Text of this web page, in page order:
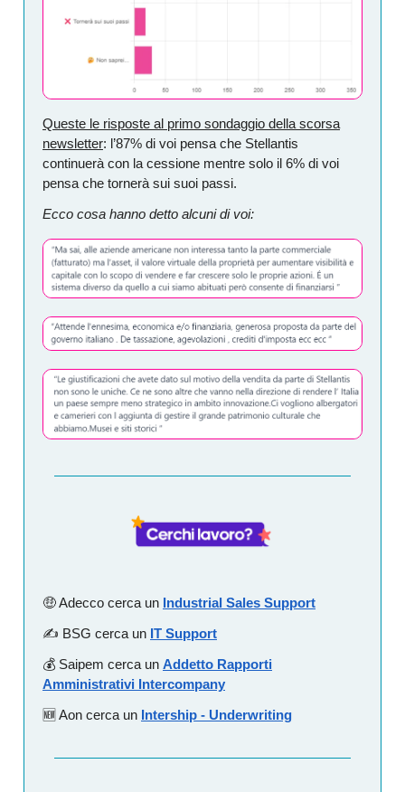
Queste le risposte al primo sondaggio della scorsa
newsletter: l’87% di voi pensa che Stellantis
continuerà con la cessione mentre solo il 6% di voi
pensa che tornerà sui suoi passi.
Ecco cosa hanno detto alcuni di voi:
🤑 Adecco cerca un Industrial Sales Support
✍️ BSG cerca un IT Support
💰️ Saipem cerca un Addetto Rapporti
Amministrativi Intercompany
🆕 Aon cerca un Intership - Underwriting